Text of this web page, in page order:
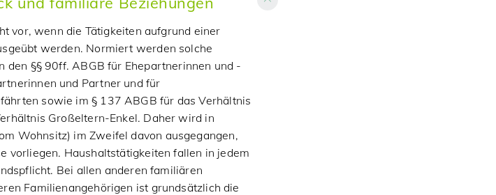
vor, wenn die Tätigkeiten aufgrund einer
werden. Normiert werden solche
den §§ 90ff. ABGB für Ehepartnerinnen und -
und Partner und für
sowie im § 137 ABGB für das Verhältnis
Großeltern-Enkel. Daher wird in
Wohnsitz) im Zweifel davon ausgegangen,
vorliegen. Haushaltstätigkeiten fallen in jedem
Bei allen anderen familiären
Familienangehörigen ist grundsätzlich die